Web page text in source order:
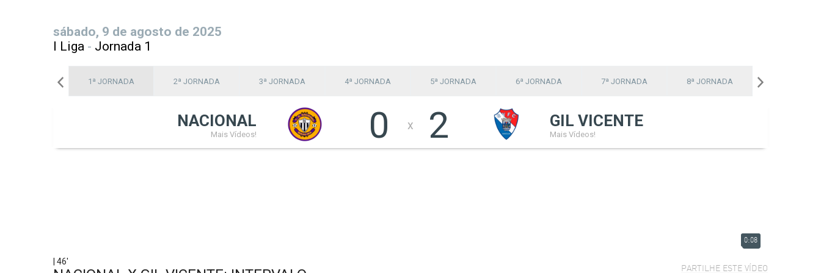
sábado, 9 de agosto de 2025
I Liga - Jornada 1
1ª JORNADA 2ª JORNADA 3ª JORNADA 4ª JORNADA 5ª JORNADA 6ª JORNADA 7ª JORNADA 8ª JORNADA
NACIONAL
Mais Vídeos! 0 x 2 GIL VICENTE
Mais Vídeos!
0:08
| 46'
PARTILHE ESTE VÍDEO